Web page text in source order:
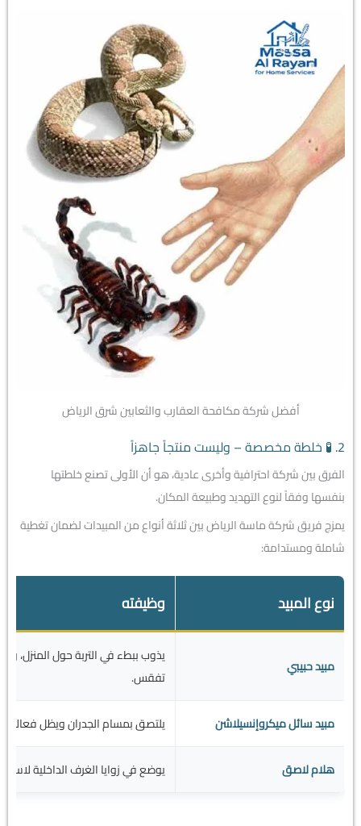
أفضل شركة مكافحة العقارب والثعابين شرق الرياض
2. 🧪 خلطة مخصصة – وليست منتجاً جاهزاً
الفرق بين شركة احترافية وأخرى عادية، هو أن الأولى تصنع خلطتها
بنفسها وفقاً لنوع التهديد وطبيعة المكان.
يمزج فريق شركة ماسة الرياض بين ثلاثة أنواع من المبيدات لضمان تغطية
شاملة ومستدامة:
نوع المبيد وظيفته
مبيد حبيبي
يذوب ببطء في التربة حول المنزل،
تفقس.
مبيد سائل ميكروإنسيلاشن يلتصق بمسام الجدران ويظل فعالاً
هلام لاصق يوضع في زوايا الغرف الداخلية